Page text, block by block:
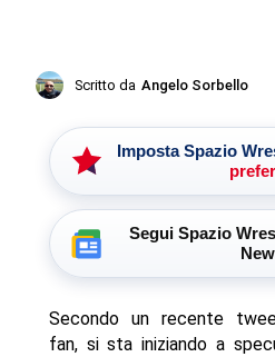
Scritto da Angelo Sorbello
Imposta Spazio
Segui Spazio
Secondo un recente
fan, si sta iniziando a